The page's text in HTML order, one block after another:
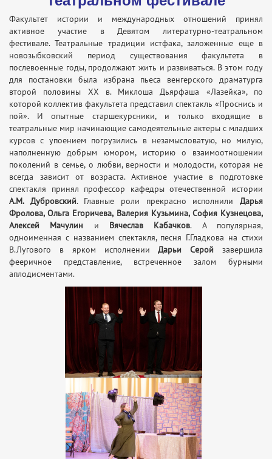
Факультет истории и международных отношений принял
активное участие в Девятом литературно-театральном
фестивале. Театральные традиции истфака, заложенные еще в
новозыбковский период существования факультета в
послевоенные годы, продолжают жить и развиваться. В этом году
для постановки была избрана пьеса венгерского драматурга
второй половины ХХ в. Миклоша Дьярфаша «Лазейка», по
которой коллектив факультета представил спектакль «Проснись и
пой». И опытные старшекурсники, и только входящие в
театральные мир начинающие самодеятельные актеры с младших
курсов с упоением погрузились в незамысловатую, но милую,
наполненную добрым юмором, историю о взаимоотношении
поколений в семье, о любви, верности и молодости, которая не
всегда зависит от возраста. Активное участие в подготовке
спектакля принял профессор кафедры отечественной истории
А.М. Дубровский. Главные роли прекрасно исполнилиДарья
Фролова, Ольга Егоричева, Валерия Кузьмина, София Кузнецова,
Алексей Мачулин и Вячеслав Кабачков. А популярная,
одноименная с названием спектакля, песня Г.Гладкова на стихи
В.Лугового в ярком исполненииДарьи Серой завершила
фееричное представление, встреченное залом бурными
аплодисментами.